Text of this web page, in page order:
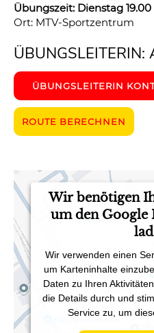
Übungszeit: Dienstag
Ort: MTV-Sportzentrum
ÜBUNGSLEITERIN:
ÜBUNGSLEITERIN
ROUTE BERECHNEN
Wir benötigen
um den Google
Wir verwenden einen
um Karteninhalte
Daten zu Ihren
die Details durch und
Service zu, um